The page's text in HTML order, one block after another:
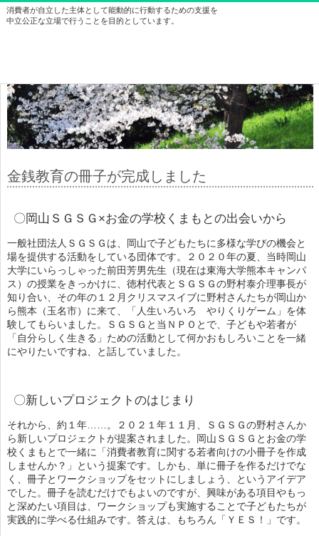
消費者が自立した主体として能動的に行動するための支援を
中立公正な立場で行うことを目的としています。
金銭教育の冊子が完成しました
〇岡山ＳＧＳＧ×お金の学校くまもとの出会いから
一般社団法人ＳＧＳＧ は、岡山で子どもたちに多様な学びの機会と
場を提供する活動をしている団体です。２０２０年の夏、当時岡山
大学にいらっしゃった前田芳男先生（現在は東海大学熊本キャンパ
ス）の授業をきっかけに、徳村代表とＳＧＳＧの野村泰介理事長が
知り合い、その年の１２月クリスマスイブに野村さんたちが岡山か
ら熊本（玉名市）に来て、「人生いろいろ やりくりゲーム」を体
験してもらいました。ＳＧＳＧと当ＮＰＯとで、子どもや若者が
「自分らしく生きる」ための活動として何かおもしろいことを一緒
にやりたいですね、と話していました。
〇新しいプロジェクトのはじまり
それから、約１年……。２０２１年１１月、ＳＧＳＧの野村さんか
ら新しいプロジェクトが提案されました。岡山ＳＧＳＧとお金の学
校くまもとで一緒に「消費者教育に関する若者向けの小冊子を作成
しませんか？」という提案です。しかも、単に冊子を作るだけでな
く、冊子とワークショップをセットにしましょう、というアイデア
でした。冊子を読むだけでもよいのですが、興味がある項目やもっ
と深めたい項目は、ワークショップも実施することで子どもたちが
実践的に学べる仕組みです。答えは、もちろん「ＹＥＳ！」です。